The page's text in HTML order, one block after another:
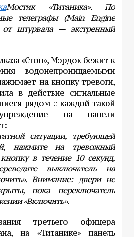
Мостик «Титаника». По
телеграфы (Main Engine
от штурвала — экстренный
«Стоп», Мэрдок бежит к
водонепроницаемыми
на кнопку тревоги,
в действие сигнальные
рядом с каждой такой
на панели
ситуации, требующей
нажмите на тревожный
в течение 10 секунд,
выключатель на
Внимание: двери не
пока переключатель
«Включить».
третьего офицера
на «Титанике» панель